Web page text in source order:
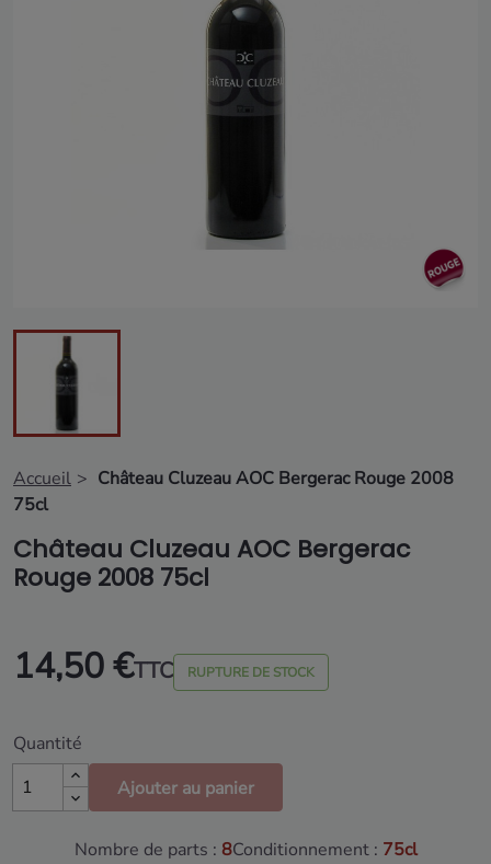
Accueil
Château Cluzeau AOC Bergerac Rouge 2008
75cl
Château Cluzeau AOC Bergerac
Rouge 2008 75cl
14,50 €TTC RUPTURE DE STOCK
Quantité
Ajouter au panier
Nombre de parts : 8Conditionnement : 75cl